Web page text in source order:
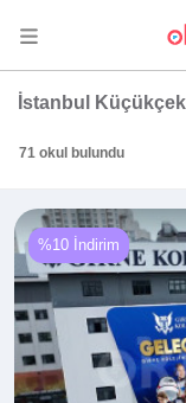
İstanbul
71 okul bulundu
%10 İndirim